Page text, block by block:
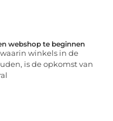
webshop te beginnen
winkels in de
is de opkomst van